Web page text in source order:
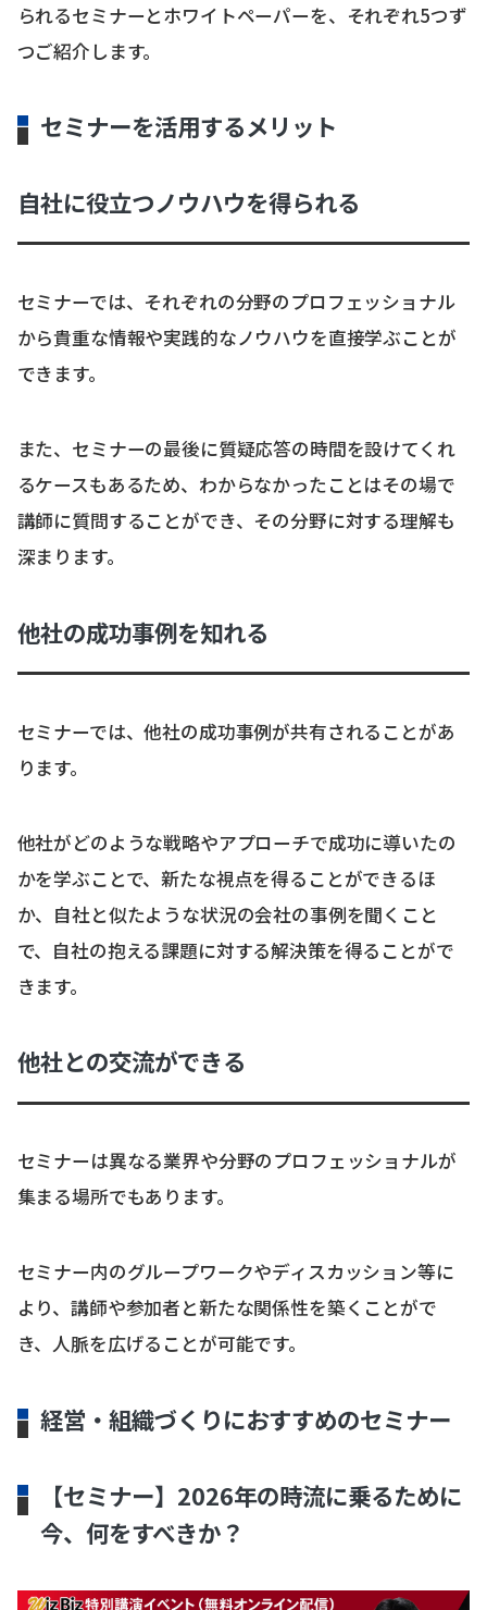
られるセミナーとホワイトペーパーを、それぞれ5つず
つご紹介します。
セミナーを活用するメリット
自社に役立つノウハウを得られる
セミナーでは、それぞれの分野のプロフェッショナル
から貴重な情報や実践的なノウハウを直接学ぶことが
できます。
また、セミナーの最後に質疑応答の時間を設けてくれ
るケースもあるため、わからなかったことはその場で
講師に質問することができ、その分野に対する理解も
深まります。
他社の成功事例を知れる
セミナーでは、他社の成功事例が共有されることがあ
ります。
他社がどのような戦略やアプローチで成功に導いたの
かを学ぶことで、新たな視点を得ることができるほ
か、自社と似たような状況の会社の事例を聞くこと
で、自社の抱える課題に対する解決策を得ることがで
きます。
他社との交流ができる
セミナーは異なる業界や分野のプロフェッショナルが
集まる場所でもあります。
セミナー内のグループワークやディスカッション等に
より、講師や参加者と新たな関係性を築くことがで
き、人脈を広げることが可能です。
経営・組織づくりにおすすめのセミナー
【セミナー】2026年の時流に乗るために
今、何をすべきか？